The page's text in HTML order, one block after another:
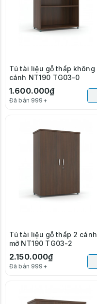
Tủ tài liệu gỗ thấp không
cánh NT190 TG03-0
1.600.000₫
Đã bán 999+
Tủ tài liệu gỗ thấp 2 cánh
mở NT190 TG03-2
2.150.000₫
Đã bán 999+